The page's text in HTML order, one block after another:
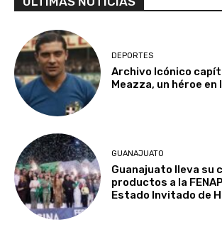
DEPORTES
Archivo Icónico
Meazza, un héroe en
GUANAJUATO
Guanajuato lleva su
productos a la
Estado Invitado de